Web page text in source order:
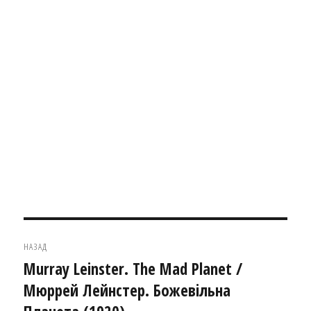
записів
НАЗАД
Попередній
запис:
Murray Leinster. The Mad Planet /
Мюррей Лейнстер. Божевільна